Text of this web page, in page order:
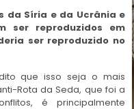
da Síria e da Ucrânia e
ser reproduzidos em
ser reproduzido no
que isso seja o mais
Rota da Seda, que foi a
é principalmente